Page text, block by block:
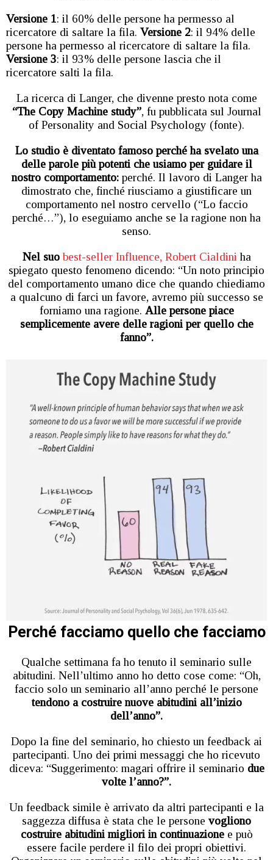
Versione 1: il 60% delle persone ha permesso al
ricercatore di saltare la fila. Versione 2: il 94% delle
persone ha permesso al ricercatore di saltare la fila.
Versione 3: il 93% delle persone lascia che il
ricercatore salti la fila.
La ricerca di Langer, che divenne presto nota come
“The Copy Machine study”, fu pubblicata sul Journal
of Personality and Social Psychology (fonte).
Lo studio è diventato famoso perché ha svelato una
delle parole più potenti che usiamo per guidare il
nostro comportamento: perché. Il lavoro di Langer ha
dimostrato che, finché riusciamo a giustificare un
comportamento nel nostro cervello (“Lo faccio
perché…”), lo eseguiamo anche se la ragione non ha
senso.
Nel suobest-seller Influence, Robert Cialdiniha
spiegato questo fenomeno dicendo: “Un noto principio
del comportamento umano dice che quando chiediamo
a qualcuno di farci un favore, avremo più successo se
forniamo una ragione. Alle persone piace
semplicemente avere delle ragioni per quello che
fanno”.
Perché facciamo quello che facciamo
Qualche settimana fa ho tenuto il seminario sulle
abitudini. Nell’ultimo anno ho detto cose come: “Oh,
faccio solo un seminario all’anno perché le persone
tendono a costruire nuove abitudini all’inizio
dell’anno”.
Dopo la fine del seminario, ho chiesto un feedback ai
partecipanti. Uno dei primi messaggi che ho ricevuto
diceva: “Suggerimento: magari offrire il seminario due
volte l’anno?”.
Un feedback simile è arrivato da altri partecipanti e la
saggezza diffusa è stata che le persone vogliono
costruire abitudini migliori in continuazione e può
essere facile perdere il filo dei propri obiettivi.